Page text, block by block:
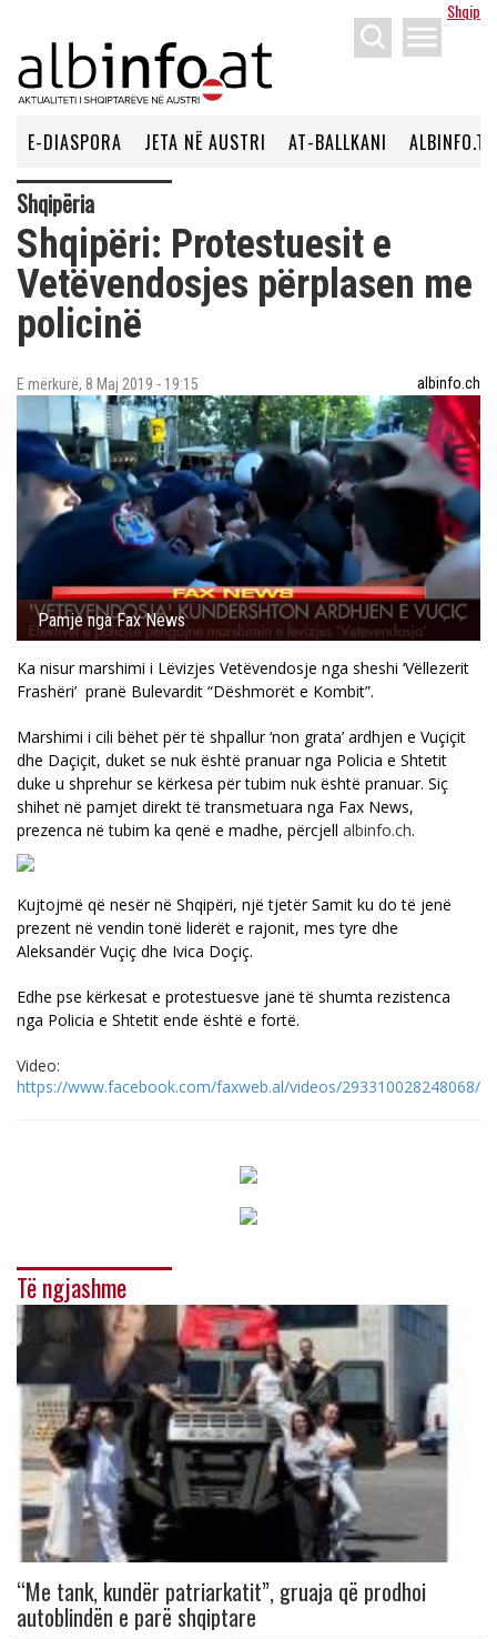
Shqip
menu
E-DIASPORA JETA NË AUSTRI AT-BALLKANI ALBINFO.TV
Shqipëria
Shqipëri: Protestuesit e
Vetëvendosjes përplasen me
policinë
E mërkurë, 8 Maj 2019 - 19:15 albinfo.ch
Pamje nga Fax News
Ka nisur marshimi i Lëvizjes Vetëvendosje nga sheshi ‘Vëllezerit
Frashëri’ pranë Bulevardit “Dëshmorët e Kombit”.
Marshimi i cili bëhet për të shpallur ‘non grata’ ardhjen e Vuçiçit
dhe Daçiçit, duket se nuk është pranuar nga Policia e Shtetit
duke u shprehur se kërkesa për tubim nuk është pranuar. Siç
shihet në pamjet direkt të transmetuara nga Fax News,
prezenca në tubim ka qenë e madhe, përcjell albinfo.ch.
Kujtojmë që nesër në Shqipëri, një tjetër Samit ku do të jenë
prezent në vendin tonë liderët e rajonit, mes tyre dhe
Aleksandër Vuçiç dhe Ivica Doçiç.
Edhe pse kërkesat e protestuesve janë të shumta rezistenca
nga Policia e Shtetit ende është e fortë.
Video:
https://www.facebook.com/faxweb.al/videos/293310028248068/
Të ngjashme
“Me tank, kundër patriarkatit”, gruaja që prodhoi
autoblindën e parë shqiptare